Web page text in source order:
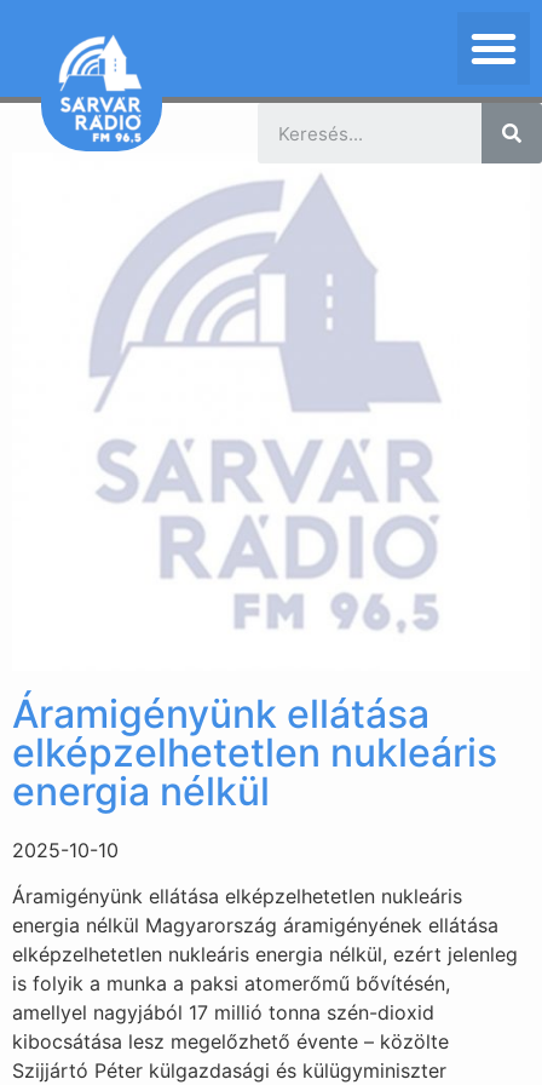
Áramigényünk ellátása
elképzelhetetlen nukleáris
energia nélkül
2025-10-10
Áramigényünk ellátása elképzelhetetlen nukleáris
energia nélkül Magyarország áramigényének ellátása
elképzelhetetlen nukleáris energia nélkül, ezért jelenleg
is folyik a munka a paksi atomerőmű bővítésén,
amellyel nagyjából 17 millió tonna szén-dioxid
kibocsátása lesz megelőzhető évente – közölte
Szijjártó Péter külgazdasági és külügyminiszter